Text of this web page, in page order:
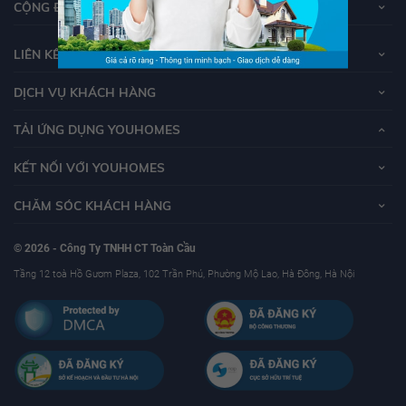
CỘNG ĐỒNG YOUHOMERS
LIÊN KẾT
DỊCH VỤ KHÁCH HÀNG
TẢI ỨNG DỤNG YOUHOMES
KẾT NỐI VỚI YOUHOMES
CHĂM SÓC KHÁCH HÀNG
© 2026 - Công Ty TNHH CT Toàn Cầu
Tầng 12 toà Hồ Gươm Plaza, 102 Trần Phú, Phường Mộ Lao, Hà Đông, Hà Nội